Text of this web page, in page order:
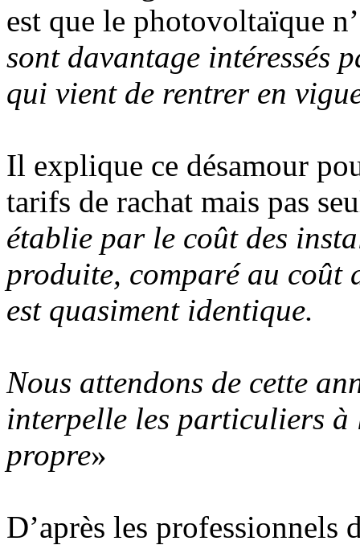
est que le photovoltaïque
sont davantage intéressés
qui vient de rentrer en
Il explique ce désamour
tarifs de rachat mais pas
établie par le coût des
produite, comparé au coût
est quasiment identique.
Nous attendons de cette
interpelle les particuliers à
propre»
D’après les professionnels